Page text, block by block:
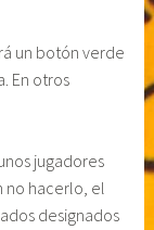
un botón verde
En otros
jugadores
no hacerlo, el
designados